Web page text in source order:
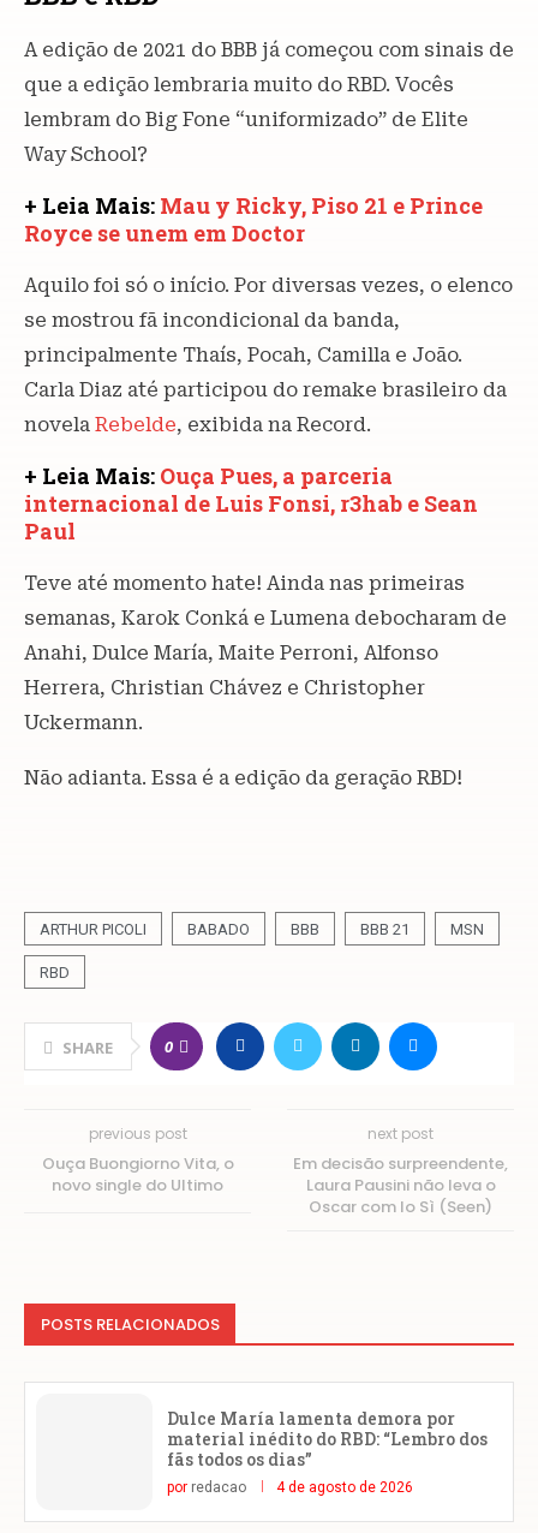
A edição de 2021 do BBB já começou com sinais de
que a edição lembraria muito do RBD. Vocês
lembram do Big Fone “uniformizado” de Elite
Way School?
+ Leia Mais: Mau y Ricky, Piso 21 e Prince
Royce se unem em Doctor
Aquilo foi só o início. Por diversas vezes, o elenco
se mostrou fã incondicional da banda,
principalmente Thaís, Pocah, Camilla e João.
Carla Diaz até participou do remake brasileiro da
novela Rebelde, exibida na Record.
+ Leia Mais: Ouça Pues, a parceria
internacional de Luis Fonsi, r3hab e Sean
Paul
Teve até momento hate! Ainda nas primeiras
semanas, Karok Conká e Lumena debocharam de
Anahi, Dulce María, Maite Perroni, Alfonso
Herrera, Christian Chávez e Christopher
Uckermann.
Não adianta. Essa é a edição da geração RBD!
ARTHUR PICOLI BABADO BBB BBB 21 MSN
RBD
SHARE 0
previous post
Ouça Buongiorno Vita, o
novo single do Ultimo
next post
Em decisão surpreendente,
Laura Pausini não leva o
Oscar com Io Sì (Seen)
POSTS RELACIONADOS
Dulce María lamenta demora por
material inédito do RBD: “Lembro dos
fãs todos os dias”
por redacao 4 de agosto de 2026